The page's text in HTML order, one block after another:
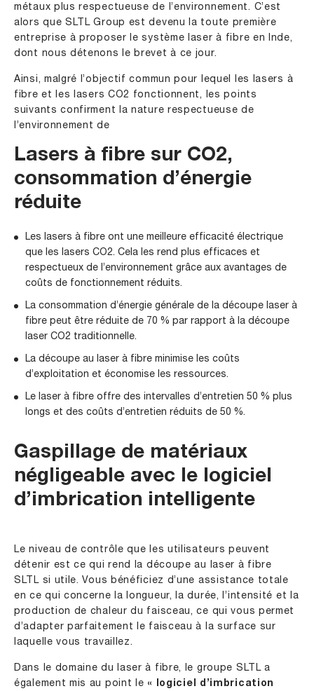
métaux plus respectueuse de l’environnement. C’est
alors que SLTL Group est devenu la toute première
entreprise à proposer le système laser à fibre en Inde,
dont nous détenons le brevet à ce jour.
Ainsi, malgré l’objectif commun pour lequel les lasers à
fibre et les lasers CO2 fonctionnent, les points
suivants confirment la nature respectueuse de
l’environnement de
Lasers à fibre sur CO2,
consommation d’énergie
réduite
Les lasers à fibre ont une meilleure efficacité électrique
que les lasers CO2. Cela les rend plus efficaces et
respectueux de l’environnement grâce aux avantages de
coûts de fonctionnement réduits.
La consommation d’énergie générale de la découpe laser à
fibre peut être réduite de 70 % par rapport à la découpe
laser CO2 traditionnelle.
La découpe au laser à fibre minimise les coûts
d’exploitation et économise les ressources.
Le laser à fibre offre des intervalles d’entretien 50 % plus
longs et des coûts d’entretien réduits de 50 %.
Gaspillage de matériaux
négligeable avec le logiciel
d’imbrication intelligente
Le niveau de contrôle que les utilisateurs peuvent
détenir est ce qui rend la découpe au laser à fibre
SLTL si utile. Vous bénéficiez d’une assistance totale
en ce qui concerne la longueur, la durée, l’intensité et la
production de chaleur du faisceau, ce qui vous permet
d’adapter parfaitement le faisceau à la surface sur
laquelle vous travaillez.
Dans le domaine du laser à fibre, le groupe SLTL a
également mis au point le « logiciel d’imbrication